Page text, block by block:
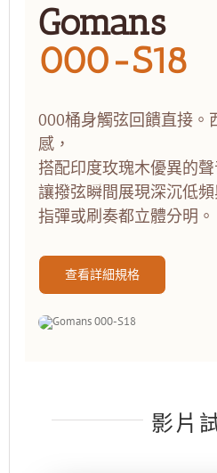
Gomans
000-S18
000桶身觸弦回饋直接。
感，
搭配印度玫瑰木優異的聲
讓撥弦瞬間展現深沉低頻
指彈或刷奏都立體分明。
查看詳細規格
影片